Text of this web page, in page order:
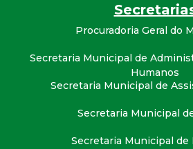
Procuradoria Geral do
Secretaria Municipal de
Humanos
Secretaria Municipal de
Secretaria Municipal
Secretaria Municipal de